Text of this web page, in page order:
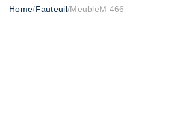
Home/Fauteuil/MeubleM 466